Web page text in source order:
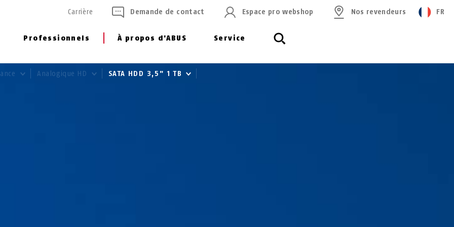
Professionnels À propos d'ABUS Service
Carrière Demande de contact Espace pro webshop Nos revendeurs FR
Analogique HD SATA HDD 3,5" 1 TB